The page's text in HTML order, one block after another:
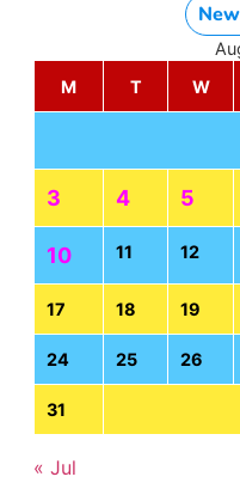
M
T W
3 4 5
10 11 12
17 18 19
24 25 26
31
« Jul